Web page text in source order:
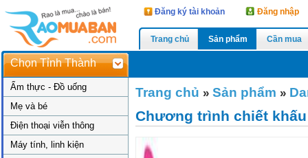
Đăng ký tài khoản Đăng nhập
Trang chủ Sản phẩm Cần mua
Chọn Tỉnh Thành
Ẩm thực - Đồ uống
Mẹ và bé
Điện thoại viễn thông
Máy tính, linh kiện
Trang chủ » Sản phẩm »
Chương trình chiết